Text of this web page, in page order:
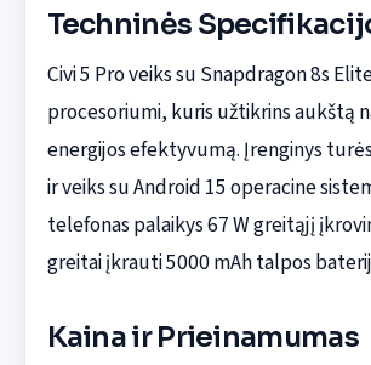
Techninės
Civi 5 Pro veiks su Snapdragon 8s
procesoriumi, kuris užtikrins aukštą
energijos efektyvumą. Įrenginys turės
ir veiks su Android 15 operacine
telefonas palaikys 67 W greitąjį
greitai įkrauti 5000 mAh talpos
Kaina ir Prieinamumas